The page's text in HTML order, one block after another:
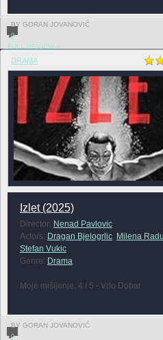
BY GORAN JOVANOVIĆ
0
FULL REVIEW »
DRAMA
Izlet (2025)
Director: Nenad Pavlovic
Actors: Dragan Bjelogrlic, Milena
Stefan Vukic
Genre: Drama
Moje mišljenje: 4 / 5 - Vrlo Dobar
BY GORAN JOVANOVIĆ
0